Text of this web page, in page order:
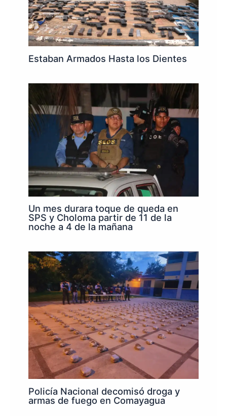
Estaban Armados Hasta los Dientes
Un mes durara toque de queda en
SPS y Choloma partir de 11 de la
noche a 4 de la mañana
Policía Nacional decomisó droga y
armas de fuego en Comayagua